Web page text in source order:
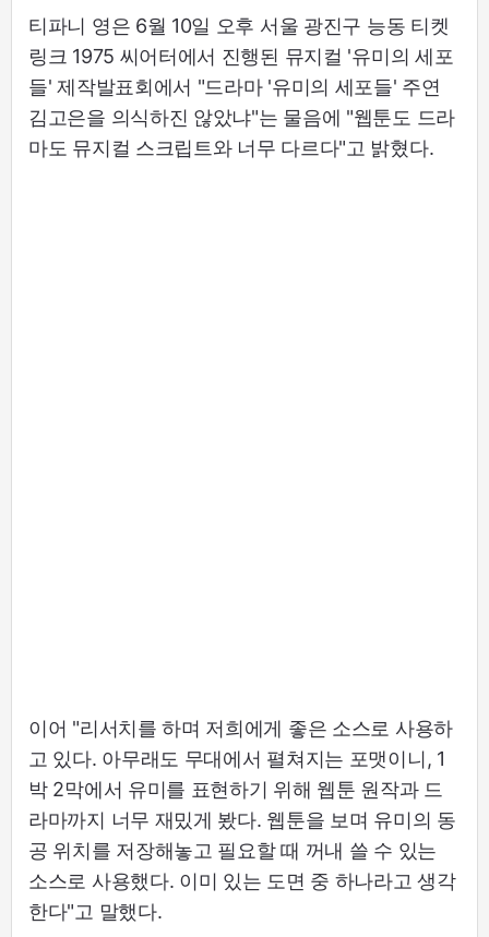
티파니 영은 6월 10일 오후 서울 광진구 능동 티켓
링크 1975 씨어터에서 진행된 뮤지컬 '유미의 세포
들' 제작발표회에서 "드라마 '유미의 세포들' 주연
김고은을 의식하진 않았냐"는 물음에 "웹툰도 드라
마도 뮤지컬 스크립트와 너무 다르다"고 밝혔다.
이어 "리서치를 하며 저희에게 좋은 소스로 사용하
고 있다. 아무래도 무대에서 펼쳐지는 포맷이니, 1
박 2막에서 유미를 표현하기 위해 웹툰 원작과 드
라마까지 너무 재밌게 봤다. 웹툰을 보며 유미의 동
공 위치를 저장해놓고 필요할 때 꺼내 쓸 수 있는
소스로 사용했다. 이미 있는 도면 중 하나라고 생각
한다"고 말했다.